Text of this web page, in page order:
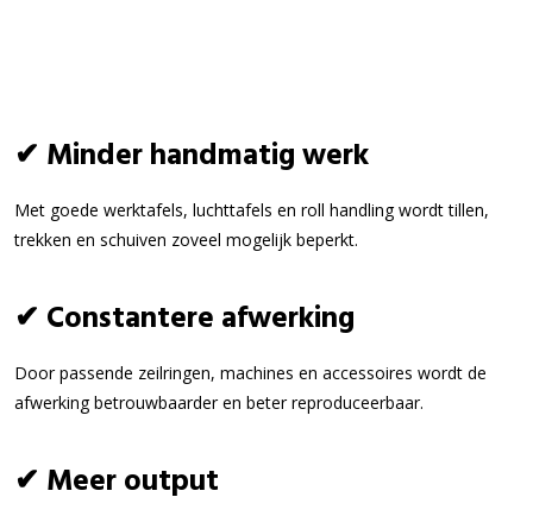
✔ Minder handmatig werk
Met goede werktafels, luchttafels en roll handling wordt tillen,
trekken en schuiven zoveel mogelijk beperkt.
✔ Constantere afwerking
Door passende zeilringen, machines en accessoires wordt de
afwerking betrouwbaarder en beter reproduceerbaar.
✔ Meer output